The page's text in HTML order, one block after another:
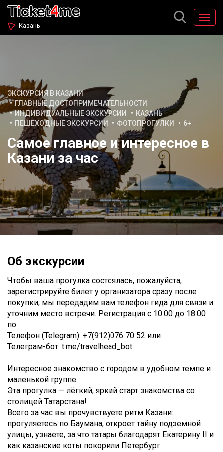
Казань
ЭКСКУРСИЯ В КАЗАНИ
ГЛАВНЫЕ ДОСТОПРИМЕЧАТЕЛЬНОСТИ
ИНДИВИДУАЛЬНЫЕ ЭКСКУРСИИ
КАЗАНЬ
ПЕШЕХОДНЫЕ ЭКСКУРСИИ
ФОТОПРОГУЛКИ 6+
Самое главное и интересное в
Казани за час
Об экскурсии
Чтобы ваша прогулка состоялась, пожалуйста,
зарегистрируйте билет у организатора сразу после
покупки, мы передадим вам телефон гида для связи и
уточним место встречи. Регистрация с 10:00 до 18:00
по:
Телефон (Telegram): +7(912)076 70 52 или
Телеграм-бот: t.me/travelhead_bot
Интересное знакомство с городом в удобном темпе и
маленькой группе.
Эта прогулка — лёгкий, яркий старт знакомства со
столицей Татарстана!
Всего за час вы прочувствуете ритм Казани:
прогуляетесь по Баумана, откроет тайну подземной
улицы, узнаете, за что татары благодарят Екатерину II и
как казанские коты покорили Петербург.